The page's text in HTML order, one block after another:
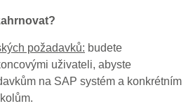
požadavků: budete
uživateli, abyste
na SAP systém a konkrétním